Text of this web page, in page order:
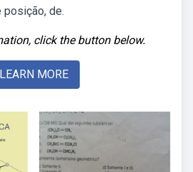
posição, de.
click the button below.
LEARN MORE